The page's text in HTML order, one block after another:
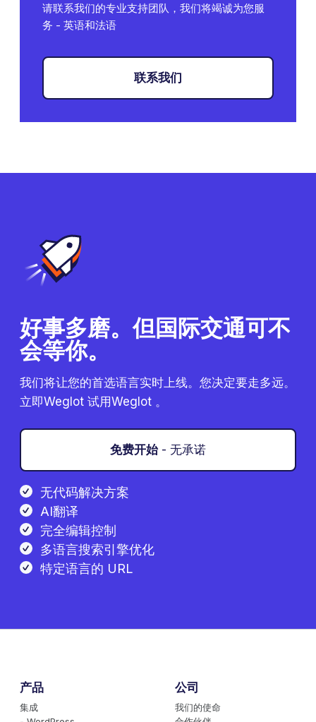
请联系我们的专业支持团队，我们将竭诚为您服
务 - 英语和法语
联系我们
好事多磨。但国际交通可不
会等你。
我们将让您的首选语言实时上线。您决定要走多远。
立即Weglot 试用Weglot 。
免费开始- 无承诺
无代码解决方案
AI翻译
完全编辑控制
多语言搜索引擎优化
特定语言的 URL
产品
集成
公司
我们的使命